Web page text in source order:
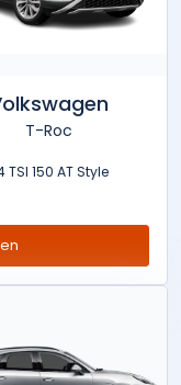
T-Roc
TSI 150 AT Style